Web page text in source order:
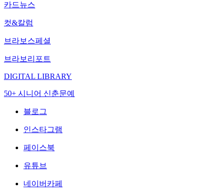
카드뉴스
컷&칼럼
브라보스페셜
브라보리포트
DIGITAL LIBRARY
50+ 시니어 신춘문예
블로그
인스타그램
페이스북
유튜브
네이버카페